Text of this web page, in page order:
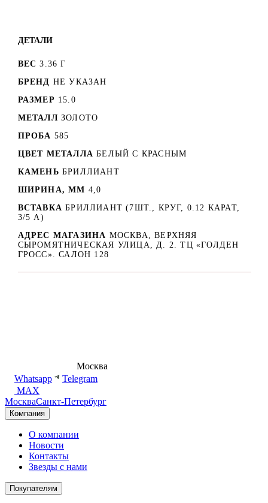
ДЕТАЛИ
ВЕС 3.36 Г
БРЕНД НЕ УКАЗАН
РАЗМЕР 15.0
МЕТАЛЛ ЗОЛОТО
ПРОБА 585
ЦВЕТ МЕТАЛЛА БЕЛЫЙ C КРАСНЫМ
КАМЕНЬ БРИЛЛИАНТ
ШИРИНА, ММ 4,0
ВСТАВКА БРИЛЛИАНТ (7ШТ., КРУГ, 0.12 КАРАТ,
3/5 А)
АДРЕС МАГАЗИНА МОСКВА, ВЕРХНЯЯ
СЫРОМЯТНИЧЕСКАЯ УЛИЦА, Д. 2. ТЦ «ГОЛДЕН
ГРОСС». САЛОН 128
Москва
Whatsapp
Telegram
MAX
МоскваСанкт-Петербург
Компания
О компании
Новости
Контакты
Звезды с нами
Покупателям